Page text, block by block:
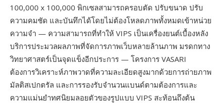
100,000 x 100,000 พิกเซลสามารถครอบตัด ปรับขนาด ปรับ
ความคมชัด และบันทึกได้โดยไม่ต้องโหลดภาพทั้งหมดเข้าหน่วย
ความจำ — ความสามารถที่ทำให้ VIPS เป็นเครื่องยนต์เบื้องหลัง
บริการประมวลผลภาพที่จัดการภาพเว็บหลายล้านภาพ มรดกทาง
วิทยาศาสตร์เป็นจุดแข็งอีกประการ — โครงการ VASARI
ต้องการวิเคราะห์ภาพวาดที่ความละเอียดสูงมากด้วยการถ่ายภาพ
มัลติสเปกตรัล และการรองรับจำนวนแบนด์ตามต้องการและ
ความแม่นยำทศนิยมลอยตัวของรูปแบบ VIPS สะท้อนถึงต้น